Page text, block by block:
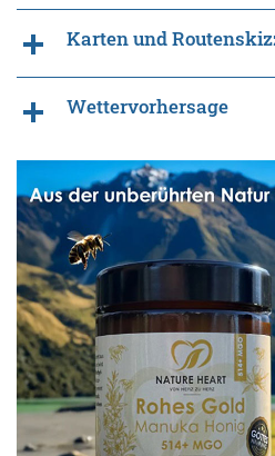
Karten und
Wettervorhersage